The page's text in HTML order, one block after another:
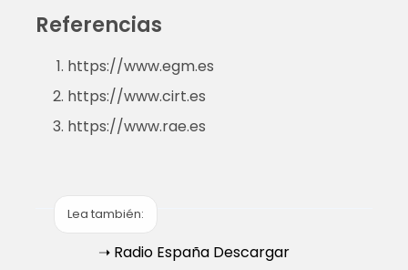
Referencias
https://www.egm.es
https://www.cirt.es
https://www.rae.es
Lea también:
➝ Radio España Descargar